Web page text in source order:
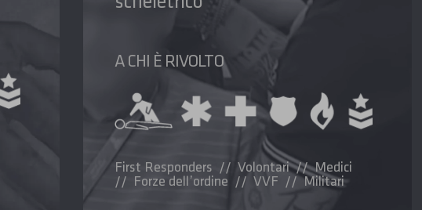
A CHI È RIVOLTO
First Responders // Volontari // Medici
// Forze dell’ordine // VVF // Militari